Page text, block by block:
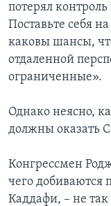
потерял
Поставьте себя
каковы шансы,
отдаленной
ограниченные».
Однако неясно,
должны оказать
Конгрессмен
чего добиваются
Каддафи, – не так